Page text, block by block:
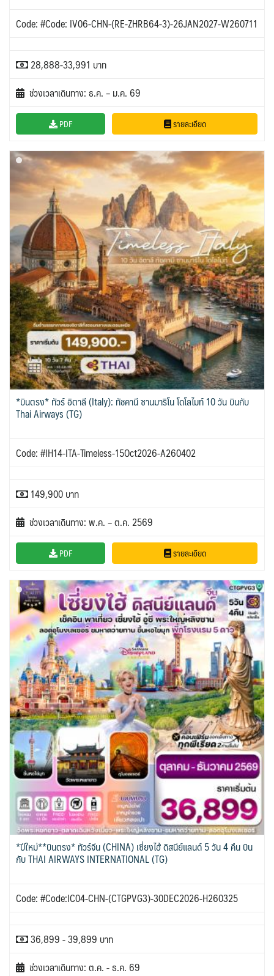
Code: #Code: IV06-CHN-(RE-ZHRB64-3)-26JAN2027-W260711
28,888-33,991 บาท
ช่วงเวลาเดินทาง: ธ.ค. – ม.ค. 69
PDF รายละเอียด
*บินตรง* ทัวร์ อิตาลี (Italy): ทัชคานี ซานมาริโน โดโลไมท์ 10 วัน บินกับ
Thai Airways (TG)
Code: #IH14-ITA-Timeless-15Oct2026-A260402
149,900 บาท
ช่วงเวลาเดินทาง: พ.ค. – ต.ค. 2569
PDF รายละเอียด
*ปีใหม่**บินตรง* ทัวร์จีน (CHINA) เซี่ยงไฮ้ ดิสนีย์แลนด์ 5 วัน 4 คืน บิน
กับ THAI AIRWAYS INTERNATIONAL (TG)
Code: #Code:IC04-CHN-(CTGPVG3)-30DEC2026-H260325
36,899 - 39,899 บาท
ช่วงเวลาเดินทาง: ต.ค. - ธ.ค. 69